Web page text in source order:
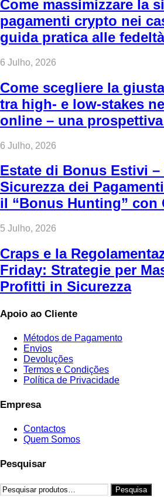
Come massimizzare la
pagamenti crypto nei
guida pratica alle
6 Julho, 2026
Come scegliere la
tra high‑ e low‑stakes
online – una
6 Julho, 2026
Estate di Bonus Estivi –
Sicurezza dei
il “Bonus Hunting” con
5 Julho, 2026
Craps e la
Friday: Strategie per
Profitti in Sicurezza
Apoio ao Cliente
Métodos de Pagamento
Envios
Devoluções
Termos e Condições
Política de Privacidade
Empresa
Contactos
Quem Somos
Pesquisar
Pesquisar
Pesquisa